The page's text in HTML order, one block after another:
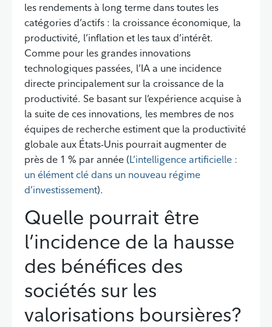
les rendements à long terme dans toutes les
catégories d’actifs : la croissance économique, la
productivité, l’inflation et les taux d’intérêt.
Comme pour les grandes innovations
technologiques passées, l’IA a une incidence
directe principalement sur la croissance de la
productivité. Se basant sur l’expérience acquise à
la suite de ces innovations, les membres de nos
équipes de recherche estiment que la productivité
globale aux États-Unis pourrait augmenter de
près de 1 % par année (L’intelligence artificielle :
un élément clé dans un nouveau régime
d’investissement).
Retour à la table des matières
Quelle pourrait être
l’incidence de la hausse
des bénéfices des
sociétés sur les
valorisations boursières?